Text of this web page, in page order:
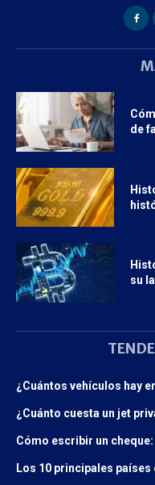
de
su
¿Cuántos vehículos hay
¿Cuánto cuesta un jet
Cómo escribir un
Los 10 principales